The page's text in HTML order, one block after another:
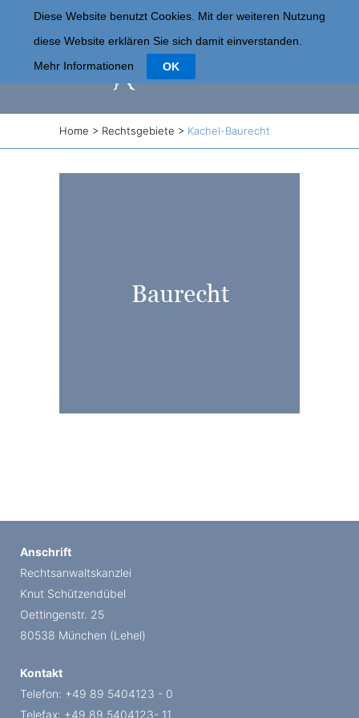
Home > Rechtsgebiete > Kachel-Baurecht
Anschrift
Rechtsanwaltskanzlei
Knut Schützendübel
Oettingenstr. 25
80538 München (Lehel)
Kontakt
Telefon: +49 89 5404123 - 0
Telefax: +49 89 5404123- 11
Diese Website benutzt Cookies. Mit der weiteren Nutzung
diese Website erklären Sie sich damit einverstanden.
Mehr Informationen
OK